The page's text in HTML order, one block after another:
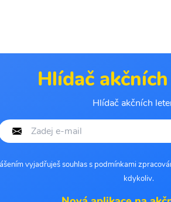
Hlídač
Hlídač akčních
vyjadřuješ souhlas s podmínkami
kdykoliv.